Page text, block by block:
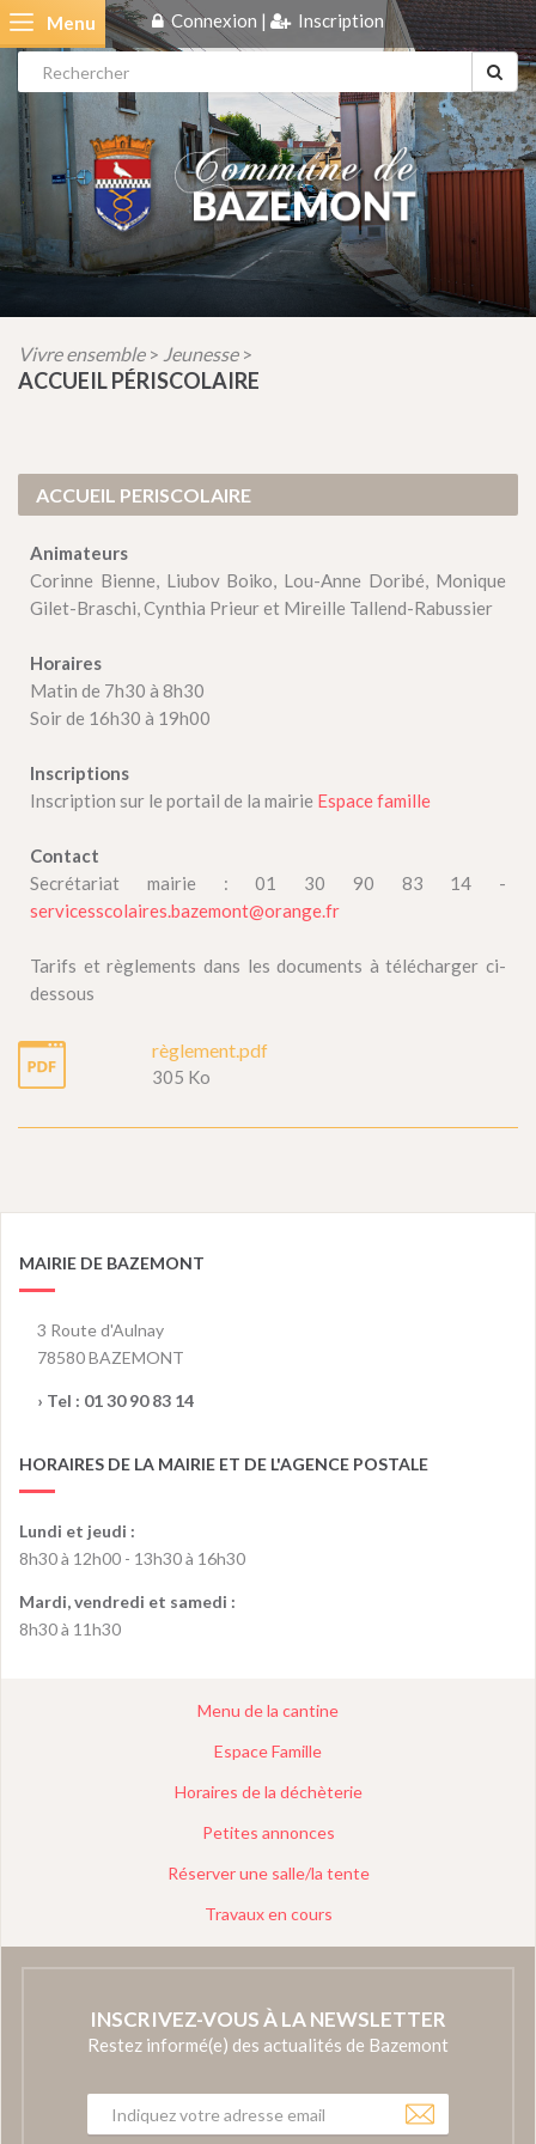
Menu Connexion | Inscription
Vivre ensemble> Jeunesse>
ACCUEIL PÉRISCOLAIRE
ACCUEIL PERISCOLAIRE
Animateurs
Corinne Bienne, Liubov Boiko, Lou-Anne Doribé, Monique
Gilet-Braschi, Cynthia Prieur et Mireille Tallend-Rabussier
Horaires
Matin de 7h30 à 8h30
Soir de 16h30 à 19h00
Inscriptions
Inscription sur le portail de la mairie Espace famille
Contact
Secrétariat mairie : 01 30 90 83 14 -
servicesscolaires.bazemont@orange.fr
Tarifs et règlements dans les documents à télécharger ci-
dessous
règlement.pdf
305 Ko
MAIRIE DE BAZEMONT
3 Route d'Aulnay
78580 BAZEMONT
› Tel : 01 30 90 83 14
HORAIRES DE LA MAIRIE ET DE L'AGENCE POSTALE
Lundi et jeudi :
8h30 à 12h00 - 13h30 à 16h30
Mardi, vendredi et samedi :
8h30 à 11h30
Menu de la cantine
Espace Famille
Horaires de la déchèterie
Petites annonces
Réserver une salle/la tente
Travaux en cours
INSCRIVEZ-VOUS À LA NEWSLETTER
Restez informé(e) des actualités de Bazemont